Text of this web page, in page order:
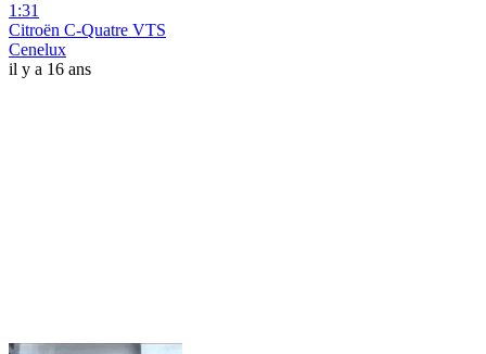
1:31
Citroën C-Quatre VTS
Cenelux
il y a 16 ans